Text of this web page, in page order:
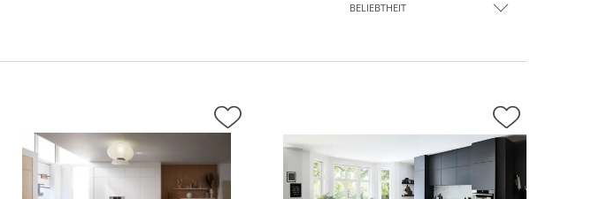
BELIEBTHEIT